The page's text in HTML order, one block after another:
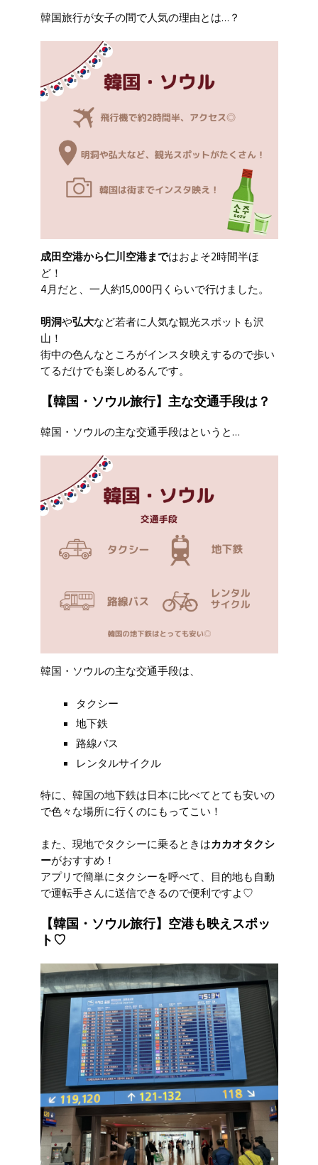
韓国旅行が女子の間で人気の理由とは…？
成田空港から仁川空港まではおよそ2時間半ほ
ど！
4月だと、一人約15,000円くらいで行けました。
明洞や弘大など若者に人気な観光スポットも沢
山！
街中の色んなところがインスタ映えするので歩い
てるだけでも楽しめるんです。
【韓国・ソウル旅行】主な交通手段は？
韓国・ソウルの主な交通手段はというと…
韓国・ソウルの主な交通手段は、
タクシー
地下鉄
路線バス
レンタルサイクル
特に、韓国の地下鉄は日本に比べてとても安いの
で色々な場所に行くのにもってこい！
また、現地でタクシーに乗るときはカカオタクシ
ーがおすすめ！
アプリで簡単にタクシーを呼べて、目的地も自動
で運転手さんに送信できるので便利ですよ♡
【韓国・ソウル旅行】空港も映えスポッ
ト♡